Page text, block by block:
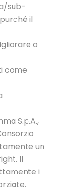
sub-
il
o
come
S.p.A.,
un
Il
i